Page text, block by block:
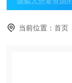
当前位置：首页